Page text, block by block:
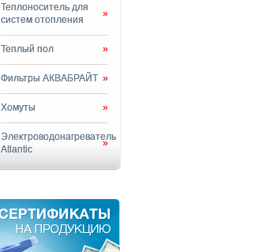
Теплоноситель для
систем отопления
»
Теплый пол »
Фильтры АКВАБРАЙТ »
Хомуты »
Электроводонагреватель
Atlantic
»